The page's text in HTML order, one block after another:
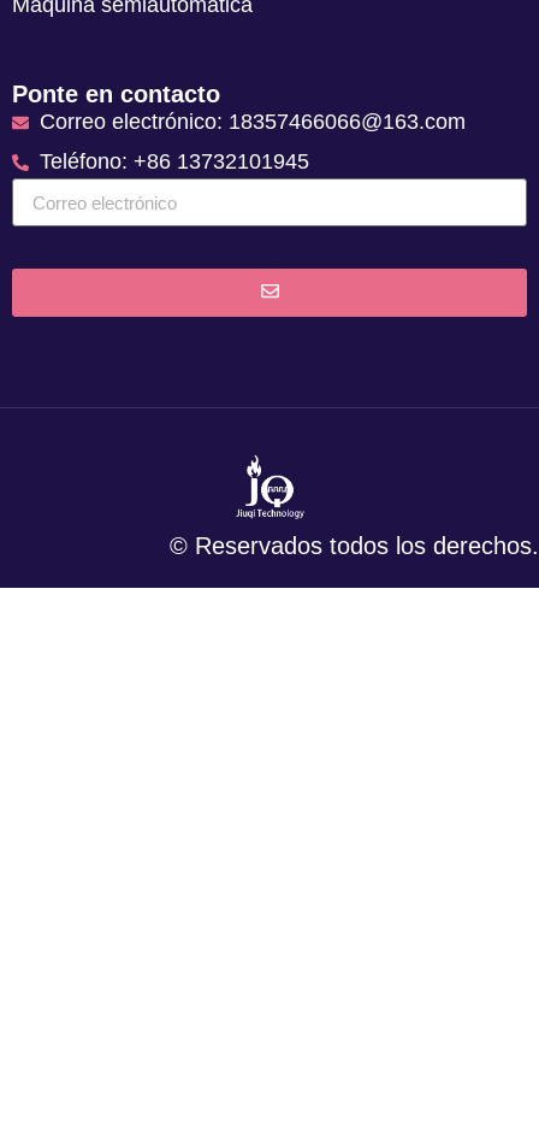
Máquina semiautomática
Ponte en contacto
Correo electrónico: 18357466066@163.com
Teléfono: +86 13732101945
© Reservados todos los derechos.